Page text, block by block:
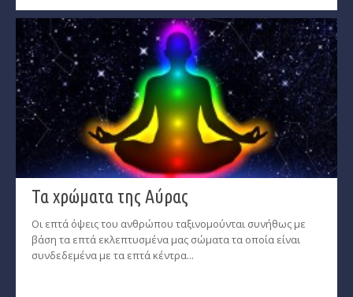
Τα χρώματα της Αύρας
Οι επτά όψεις του ανθρώπου ταξινομούνται συνήθως με
βάση τα επτά εκλεπτυσμένα μας σώματα τα οποία είναι
συνδεδεμένα με τα επτά κέντρα...